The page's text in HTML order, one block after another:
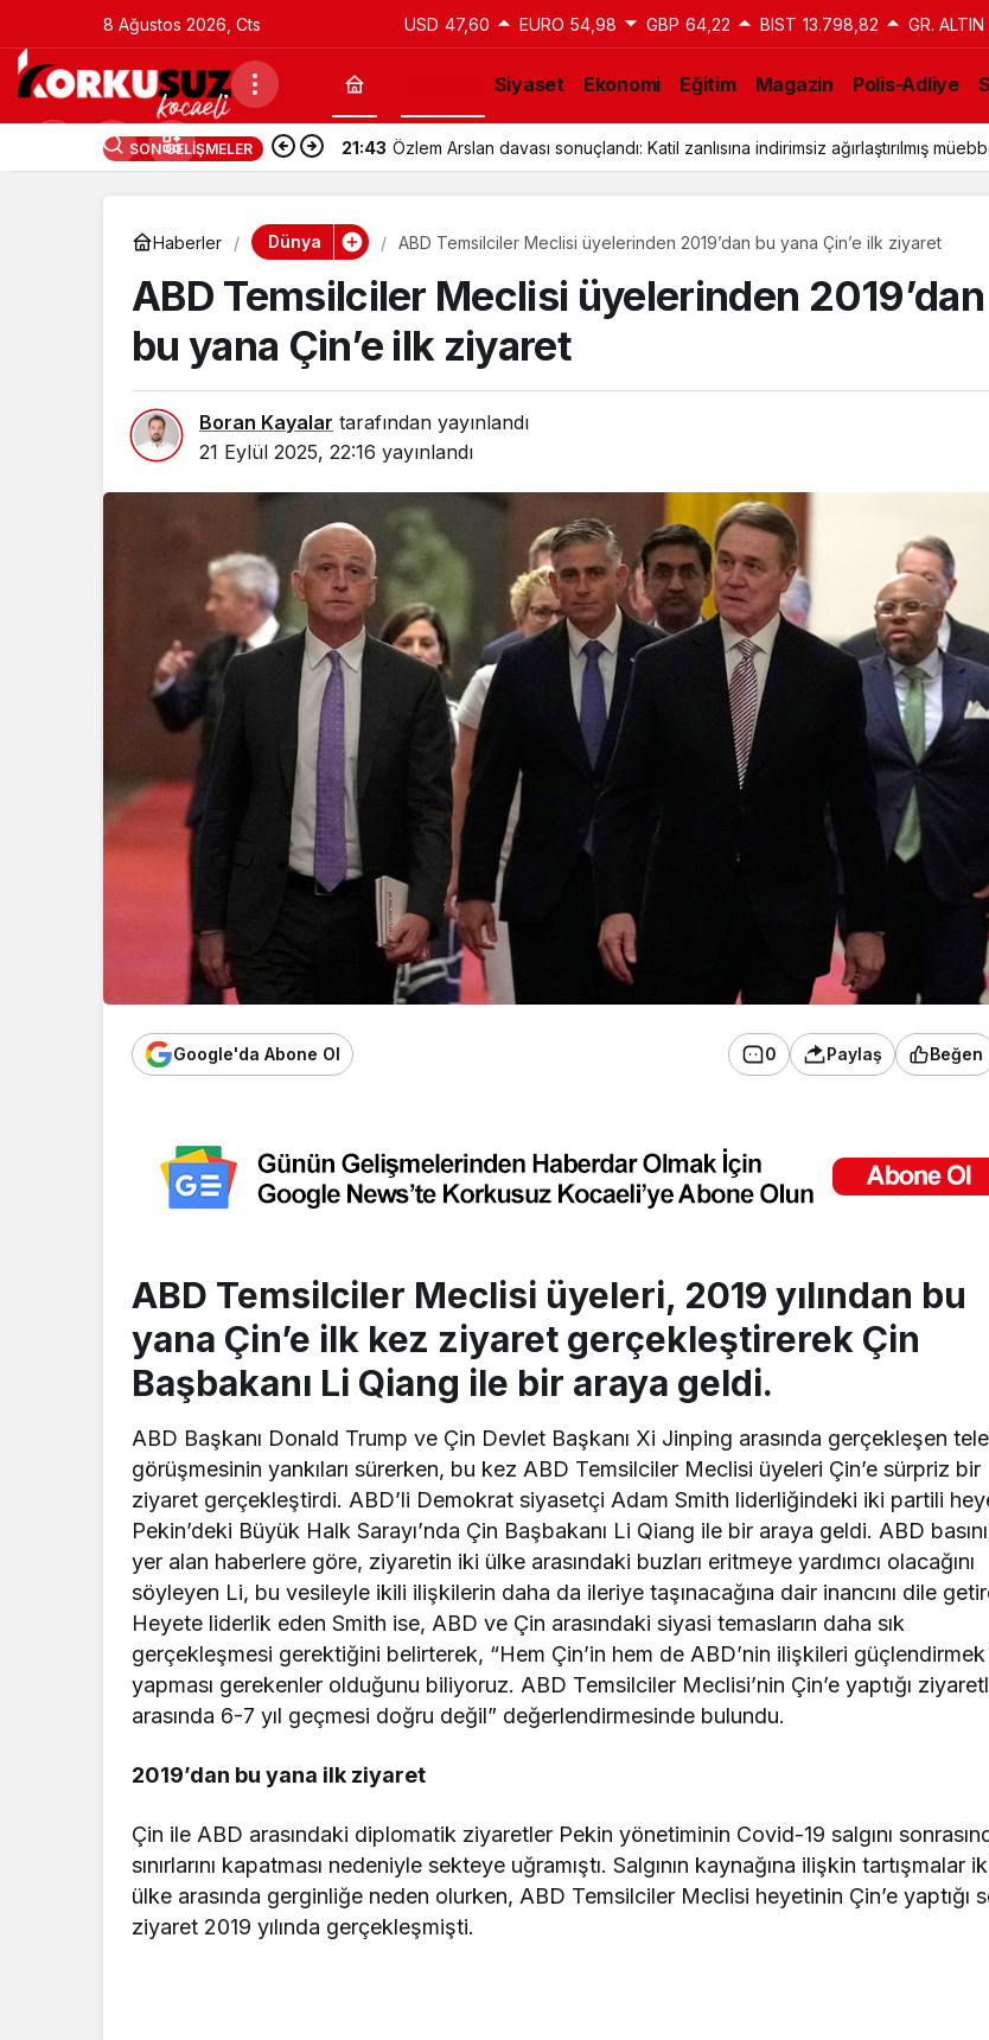
8 Ağustos 2026, Cts USD 47,60 EURO 54,98 GBP 64,22 BIST 13.798,82 GR. ALTIN
Siyaset Ekonomi Eğitim Magazin Polis-Adliye
SON GELIŞMELER 21:43 Özlem Arslan davası sonuçlandı: Katil zanlısına indirimsiz ağırlaştırılmış
Haberler Dünya ABD Temsilciler Meclisi üyelerinden 2019’dan bu yana Çin’e ilk ziyaret
ABD Temsilciler Meclisi üyelerinden 2019’dan
bu yana Çin’e ilk ziyaret
Boran Kayalar tarafından yayınlandı
21 Eylül 2025, 22:16 yayınlandı
Google'da Abone Ol 0 Paylaş Beğen
ABD Temsilciler Meclisi üyeleri, 2019 yılından bu
yana Çin’e ilk kez ziyaret gerçekleştirerek Çin
Başbakanı Li Qiang ile bir araya geldi.
ABD Başkanı Donald Trump ve Çin Devlet Başkanı Xi Jinping arasında gerçekleşen
görüşmesinin yankıları sürerken, bu kez ABD Temsilciler Meclisi üyeleri Çin’e sürpriz bir
ziyaret gerçekleştirdi. ABD’li Demokrat siyasetçi Adam Smith liderliğindeki iki partili
Pekin’deki Büyük Halk Sarayı’nda Çin Başbakanı Li Qiang ile bir araya geldi. ABD
yer alan haberlere göre, ziyaretin iki ülke arasındaki buzları eritmeye yardımcı olacağını
söyleyen Li, bu vesileyle ikili ilişkilerin daha da ileriye taşınacağına dair inancını dile
Heyete liderlik eden Smith ise, ABD ve Çin arasındaki siyasi temasların daha sık
gerçekleşmesi gerektiğini belirterek, “Hem Çin’in hem de ABD’nin ilişkileri
yapması gerekenler olduğunu biliyoruz. ABD Temsilciler Meclisi’nin Çin’e yaptığı
arasında 6-7 yıl geçmesi doğru değil” değerlendirmesinde bulundu.
2019’dan bu yana ilk ziyaret
Çin ile ABD arasındaki diplomatik ziyaretler Pekin yönetiminin Covid-19 salgını
sınırlarını kapatması nedeniyle sekteye uğramıştı. Salgının kaynağına ilişkin tartışmalar
ülke arasında gerginliğe neden olurken, ABD Temsilciler Meclisi heyetinin Çin’e yaptığı
ziyaret 2019 yılında gerçekleşmişti.